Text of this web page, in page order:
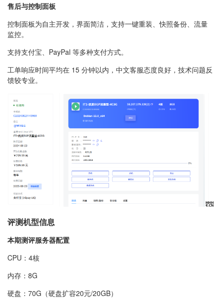
售后与控制面板
控制面板为自主开发，界面简洁，支持一键重装、快照备份、流量
监控。
支持支付宝、PayPal 等多种支付方式。
工单响应时间平均在 15 分钟以内，中文客服态度良好，技术问题反
馈较专业。
评测机型信息
本期测评服务器配置
CPU：4核
内存：8G
硬盘：70G（硬盘扩容20元/20GB）